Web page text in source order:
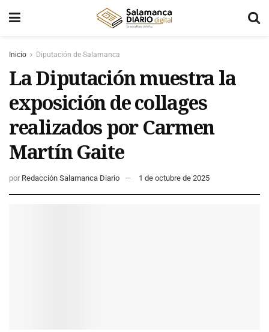
Inicio Diputación de Salamanca
La Diputación muestra la
exposición de collages
realizados por Carmen
Martín Gaite
por Redacción Salamanca Diario 1 de octubre de 2025